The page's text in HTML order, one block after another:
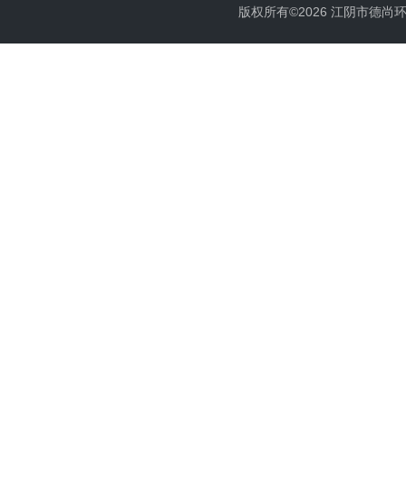
版权所有©2026 江阴市德尚